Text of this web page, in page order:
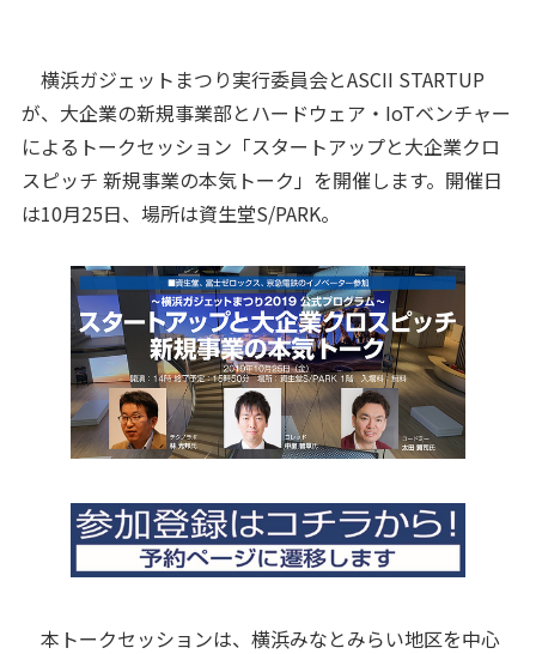
横浜ガジェットまつり実行委員会とASCII STARTUP
が、大企業の新規事業部とハードウェア・IoTベンチャー
によるトークセッション「スタートアップと大企業クロ
スピッチ 新規事業の本気トーク」を開催します。開催日
は10月25日、場所は資生堂S/PARK。
本トークセッションは、横浜みなとみらい地区を中心